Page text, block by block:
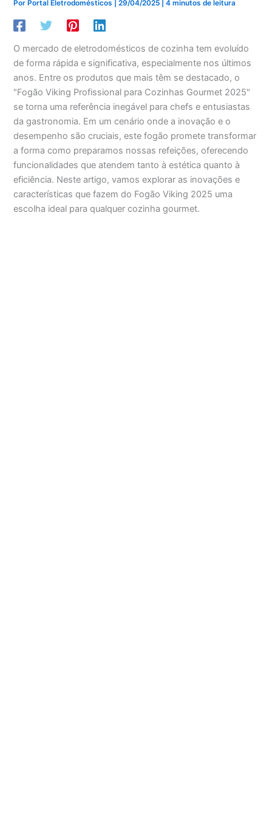
Por Portal Eletrodomésticos |29/04/2025 |4 minutos de leitura
O mercado de eletrodomésticos de cozinha tem evoluído
de forma rápida e significativa, especialmente nos últimos
anos. Entre os produtos que mais têm se destacado, o
"Fogão Viking Profissional para Cozinhas Gourmet 2025"
se torna uma referência inegável para chefs e entusiastas
da gastronomia. Em um cenário onde a inovação e o
desempenho são cruciais, este fogão promete transformar
a forma como preparamos nossas refeições, oferecendo
funcionalidades que atendem tanto à estética quanto à
eficiência. Neste artigo, vamos explorar as inovações e
características que fazem do Fogão Viking 2025 uma
escolha ideal para qualquer cozinha gourmet.